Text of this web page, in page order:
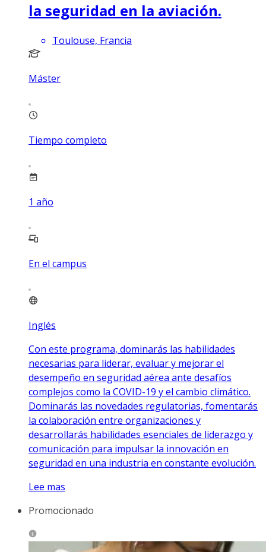
la seguridad en la aviación.
Toulouse, Francia
Máster
Tiempo completo
1 año
En el campus
Inglés
Con este programa, dominarás las habilidades
necesarias para liderar, evaluar y mejorar el
desempeño en seguridad aérea ante desafíos
complejos como la COVID-19 y el cambio climático.
Dominarás las novedades regulatorias, fomentarás
la colaboración entre organizaciones y
desarrollarás habilidades esenciales de liderazgo y
comunicación para impulsar la innovación en
seguridad en una industria en constante evolución.
Lee mas
Promocionado